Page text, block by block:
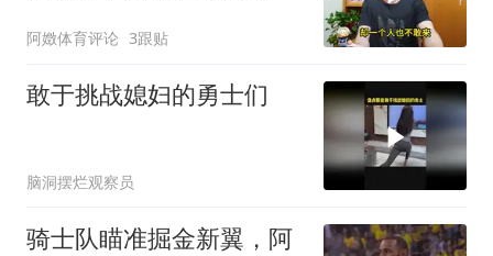
阿嬍体育评论 3跟贴
敢于挑战媳妇的勇士们
脑洞摆烂观察员
骑士队瞄准掘金新翼，阿